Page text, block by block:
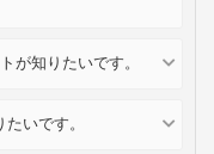
が知りたいです。
いです。